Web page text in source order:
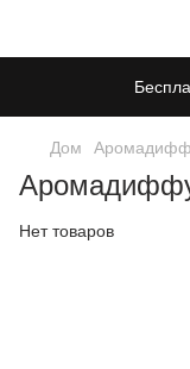
Дом
Нет товаров